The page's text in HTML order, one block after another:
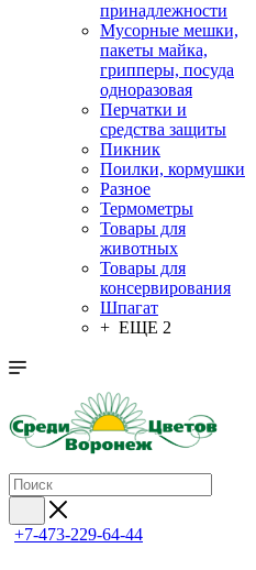
принадлежности
Мусорные мешки,
пакеты майка,
грипперы, посуда
одноразовая
Перчатки и
средства защиты
Пикник
Поилки, кормушки
Разное
Термометры
Товары для
животных
Товары для
консервирования
Шпагат
+ ЕЩЕ 2
+7-473-229-64-44